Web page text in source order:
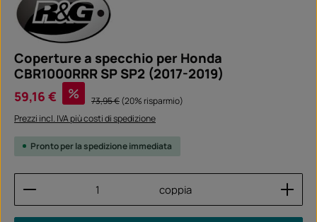
Coperture a specchio per Honda
CBR1000RRR SP SP2 (2017-2019)
Prezzo di vendita:
59,16 € % Prezzo normale:
73,95 €(20% risparmio)
Prezzi incl. IVA più costi di spedizione
Pronto per la spedizione immediata
Quantità del prodotto: inserisci la quantità
coppia